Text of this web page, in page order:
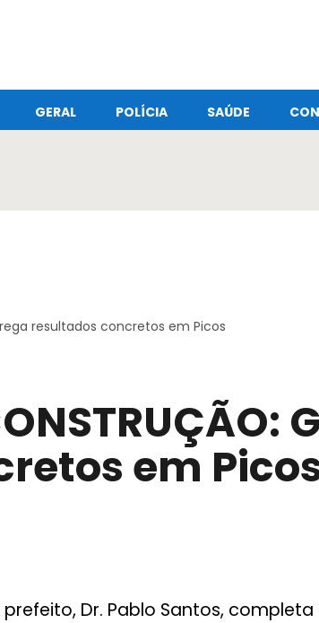
GERAL POLÍCIA SAÚDE
resultados concretos em Picos
em
Dr. Pablo Santos,